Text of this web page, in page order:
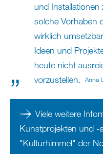
und Installationen
solche Vorhaben
wirklich
Ideen und
heute nicht
vorzustellen.
Anna
Viele weitere
Kunstprojekten und -
"Kulturhimmel" der